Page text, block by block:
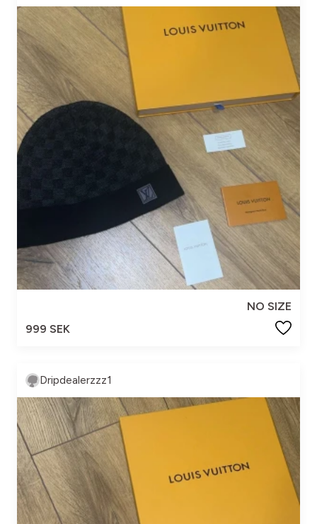
NO SIZE
999 SEK
Dripdealerzzz1